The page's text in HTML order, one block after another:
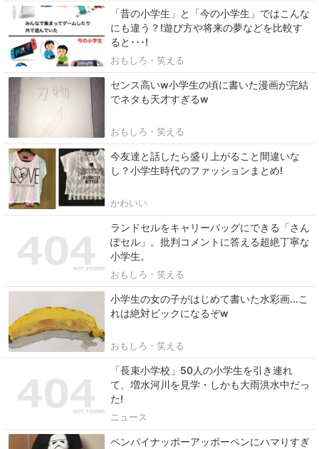
「昔の小学生」と「今の小学生」ではこんな
にも違う？!遊び方や将来の夢などを比較す
ると･･･!
おもしろ・笑える
センス高いw小学生の頃に書いた漫画が完結
でネタも天才すぎるw
おもしろ・笑える
今友達と話したら盛り上がること間違いな
し？小学生時代のファッションまとめ!
かわいい
ランドセルをキャリーバッグにできる「さん
ぽセル」。批判コメントに答える超絶丁寧な
小学生。
おもしろ・笑える
小学生の女の子がはじめて書いた水彩画...こ
れは絶対ビックになるぞw
おもしろ・笑える
「長束小学校」50人の小学生を引き連れ
て、増水河川を見学・しかも大雨洪水中だっ
た!
ニュース
ペンパイナッポーアッポーペンにハマりすぎ